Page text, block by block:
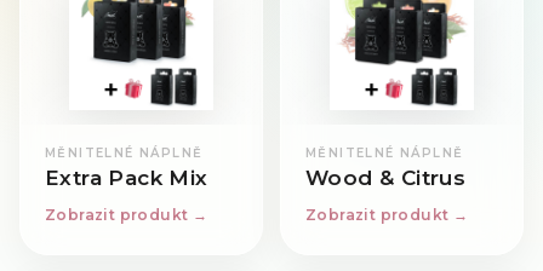
MĚNITELNÉ NÁPLNĚ
Extra Pack Mix
Zobrazit produkt →
MĚNITELNÉ NÁPLNĚ
Wood & Citrus
Zobrazit produkt →